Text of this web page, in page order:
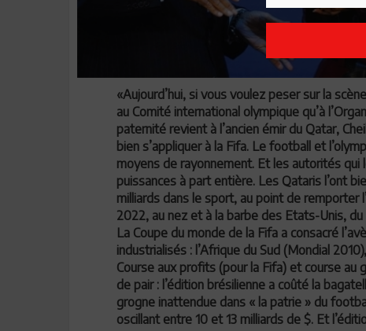
«Aujourd’hui, si vous voulez peser sur la
au Comité international olympique qu’à
paternité revient à l’ancien émir du Qatar,
bien s’appliquer à la Fifa. Le football et
moyens de rayonnement. Et les autorités qui
puissances à part entière. Les Qataris l’ont
milliards dans le sport, au point de remporter
2022, au nez et à la barbe des Etats-Unis, du
La Coupe du monde de la Fifa a consacré
industrialisés : l’Afrique du Sud (Mondial
Course aux profits (pour la Fifa) et course au
de pair : l’édition brésilienne a coûté la
grogne inattendue dans « la patrie » du
oscillant entre 10 et 13 milliards de $. Et